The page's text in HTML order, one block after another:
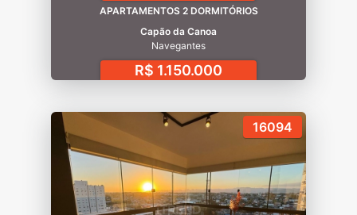
APARTAMENTOS 2 DORMITÓRIOS
Capão da Canoa
Navegantes
R$ 1.150.000
16094